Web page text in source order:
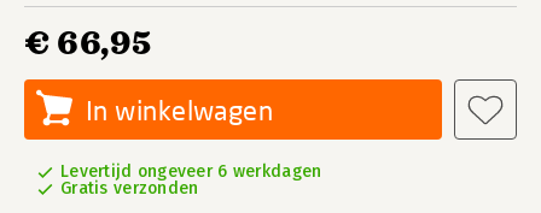
€ 66,95
In winkelwagen
Levertijd ongeveer 6 werkdagen
Gratis verzonden